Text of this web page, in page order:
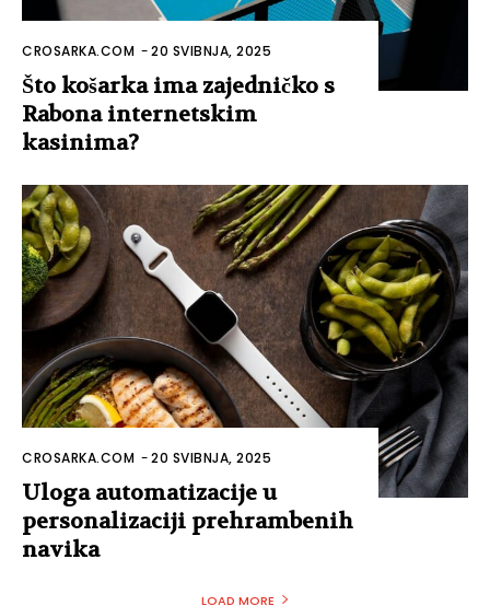
CROSARKA.COM -20 SVIBNJA, 2025
Što košarka ima zajedničko s
Rabona internetskim
kasinima?
CROSARKA.COM -20 SVIBNJA, 2025
Uloga automatizacije u
personalizaciji prehrambenih
navika
LOAD MORE